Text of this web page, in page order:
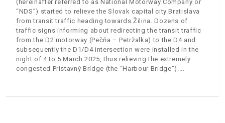
(hereinafter referred to as National Motorway Company or
“NDS”) started to relieve the Slovak capital city Bratislava
from transit traffic heading towards Žilina. Dozens of
traffic signs informing about redirecting the transit traffic
from the D2 motorway (Pečňa – Petržalka) to the D4 and
subsequently the D1/D4 intersection were installed in the
night of 4 to 5 March 2025, thus relieving the extremely
congested Prístavný Bridge (the “Harbour Bridge”).